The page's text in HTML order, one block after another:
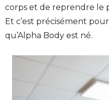
corps et de reprendre le
Et c’est précisément
qu’Alpha Body est né.